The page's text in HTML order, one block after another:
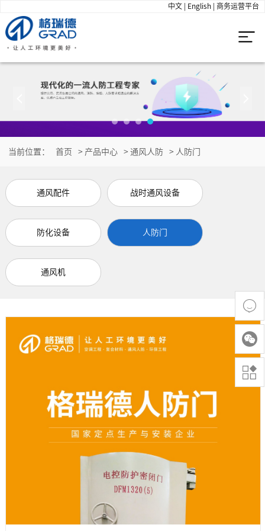
中文 English |商务运营平台
当前位置： 首页 > 产品中心 > 通风人防 > 人防门
通风配件 战时通风设备
防化设备 人防门
通风机


